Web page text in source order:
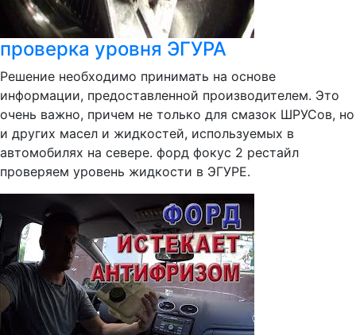
проверка уровня ЭГУРА
Решение необходимо принимать на основе
информации, предоставленной производителем. Это
очень важно, причем не только для смазок ШРУСов, но
и других масел и жидкостей, используемых в
автомобилях на севере. форд фокус 2 рестайл
проверяем уровень жидкости в ЭГУРЕ.